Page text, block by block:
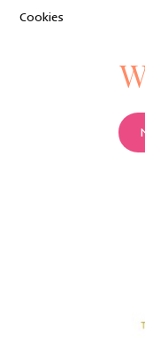
Cookies